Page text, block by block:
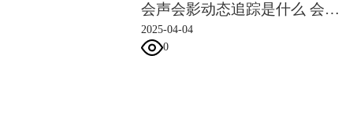
会声会影动态追踪是什么 会声会影动态追踪怎么做
2025-04-04
0